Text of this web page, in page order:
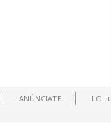
ANÚNCIATE
LO +